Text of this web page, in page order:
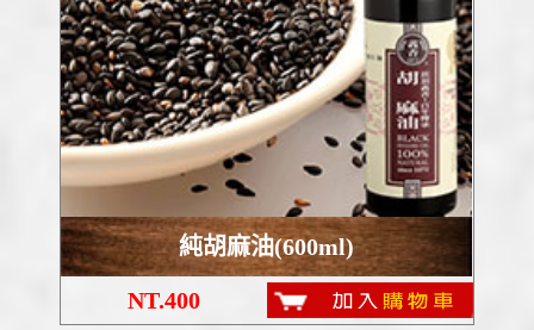
純胡麻油(600ml)
NT.400